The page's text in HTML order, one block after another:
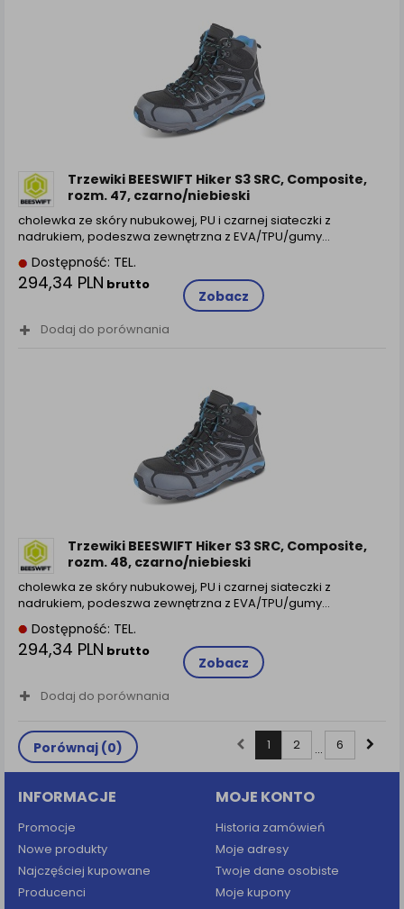
Trzewiki BEESWIFT Hiker S3 SRC, Composite,
rozm. 47, czarno/niebieski
cholewka ze skóry nubukowej, PU i czarnej siateczki z
nadrukiem, podeszwa zewnętrzna z EVA/TPU/gumy…
Dostępność: TEL.
294,34 PLN brutto
Zobacz
Dodaj do porównania
Trzewiki BEESWIFT Hiker S3 SRC, Composite,
rozm. 48, czarno/niebieski
cholewka ze skóry nubukowej, PU i czarnej siateczki z
nadrukiem, podeszwa zewnętrzna z EVA/TPU/gumy…
Dostępność: TEL.
294,34 PLN brutto
Zobacz
Dodaj do porównania
Porównaj (0) 1 2 ... 6
INFORMACJE
Promocje
Nowe produkty
Najczęściej kupowane
Producenci
MOJE KONTO
Historia zamówień
Moje adresy
Twoje dane osobiste
Moje kupony